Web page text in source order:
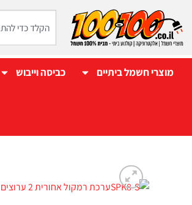
מוצרי חשמל ביתיים כביסה וייבוש